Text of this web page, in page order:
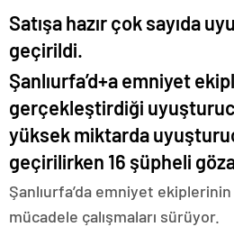
Satışa hazır çok sayıda
geçirildi.
Şanlıurfa’d+a emniyet
gerçekleştirdiği
yüksek miktarda
geçirilirken 16 şüpheli
Şanlıurfa’da emniyet
mücadele çalışmaları sürüyor.